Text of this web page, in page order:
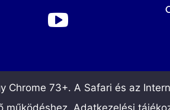
73+. A Safari és az
működéshez. Adatkezelési